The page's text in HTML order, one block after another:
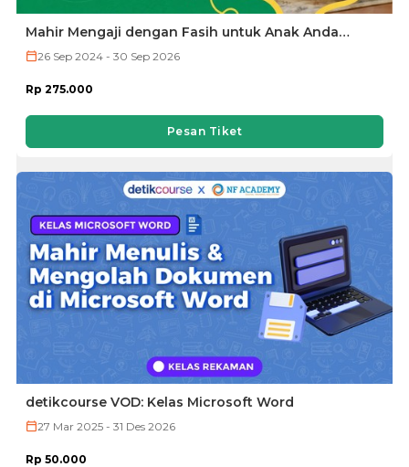
Mahir Mengaji dengan Fasih untuk Anak Anda
dengan Metode Iqra, Tilawati, dan Ummi
26 Sep 2024 - 30 Sep 2026
Rp 275.000
Pesan Tiket
detikcourse VOD: Kelas Microsoft Word
27 Mar 2025 - 31 Des 2026
Rp 50.000